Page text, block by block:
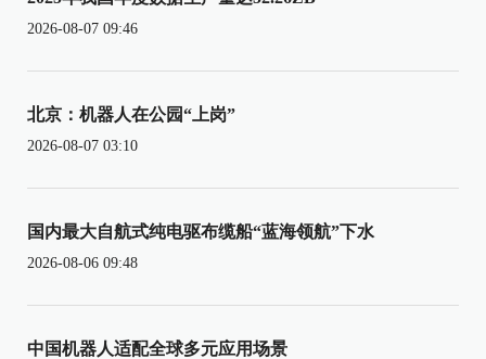
2026-08-07 09:46
北京：机器人在公园“上岗”
2026-08-07 03:10
国内最大自航式纯电驱布缆船“蓝海领航”下水
2026-08-06 09:48
中国机器人适配全球多元应用场景